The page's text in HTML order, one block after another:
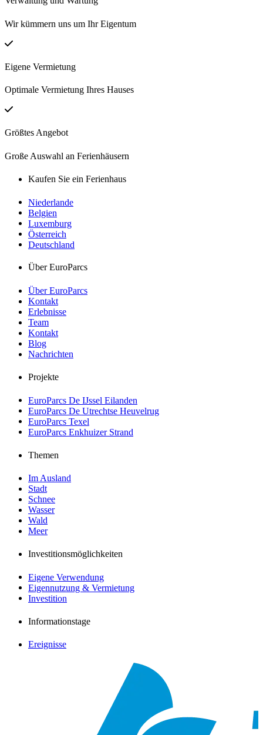
Wir kümmern uns um Ihr Eigentum
Eigene Vermietung
Optimale Vermietung Ihres Hauses
Größtes Angebot
Große Auswahl an Ferienhäusern
Kaufen Sie ein Ferienhaus
Niederlande
Belgien
Luxemburg
Österreich
Deutschland
Über EuroParcs
Über EuroParcs
Kontakt
Erlebnisse
Team
Kontakt
Blog
Nachrichten
Projekte
EuroParcs De IJssel Eilanden
EuroParcs De Utrechtse Heuvelrug
EuroParcs Texel
EuroParcs Enkhuizer Strand
Themen
Im Ausland
Stadt
Schnee
Wasser
Wald
Meer
Investitionsmöglichkeiten
Eigene Verwendung
Eigennutzung & Vermietung
Investition
Informationstage
Ereignisse